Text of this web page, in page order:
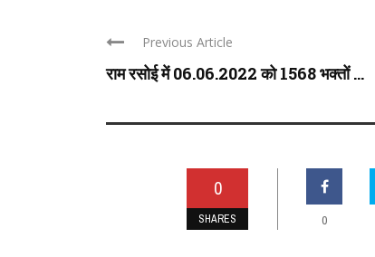
Previous Article
राम रसोई में 06.06.2022 को 1568 भक्तों ...
0
SHARES 0